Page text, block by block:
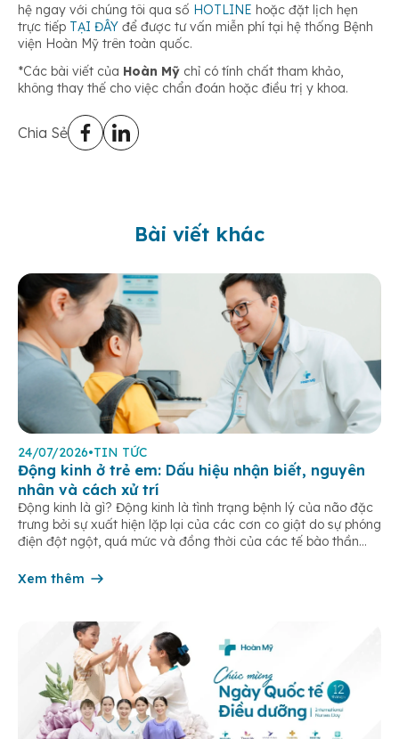
hệ ngay với chúng tôi qua số HOTLINE hoặc đặt lịch hẹn
trực tiếp TẠI ĐÂY để được tư vấn miễn phí tại hệ thống Bệnh
viện Hoàn Mỹ trên toàn quốc.
*Các bài viết của Hoàn Mỹ chỉ có tính chất tham khảo,
không thay thế cho việc chẩn đoán hoặc điều trị y khoa.
Chia Sẻ
Bài viết khác
24/07/2026•TIN TỨC
Động kinh ở trẻ em: Dấu hiệu nhận biết, nguyên
nhân và cách xử trí
Động kinh là gì? Động kinh là tình trạng bệnh lý của não đặc
trưng bởi sự xuất hiện lặp lại của các cơn co giật do sự phóng
điện đột ngột, quá mức và đồng thời của các tế bào thần
Xem thêm